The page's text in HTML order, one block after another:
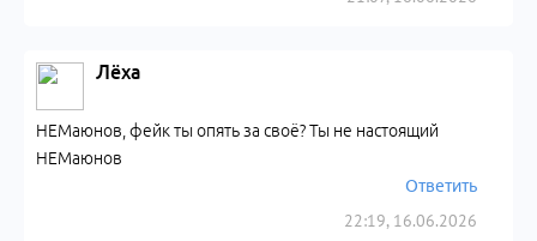
Лёха
22:19, 16.06.2026
НЕМаюнов, фейк ты опять за своё? Ты не настоящий
НЕМаюнов
Ответить